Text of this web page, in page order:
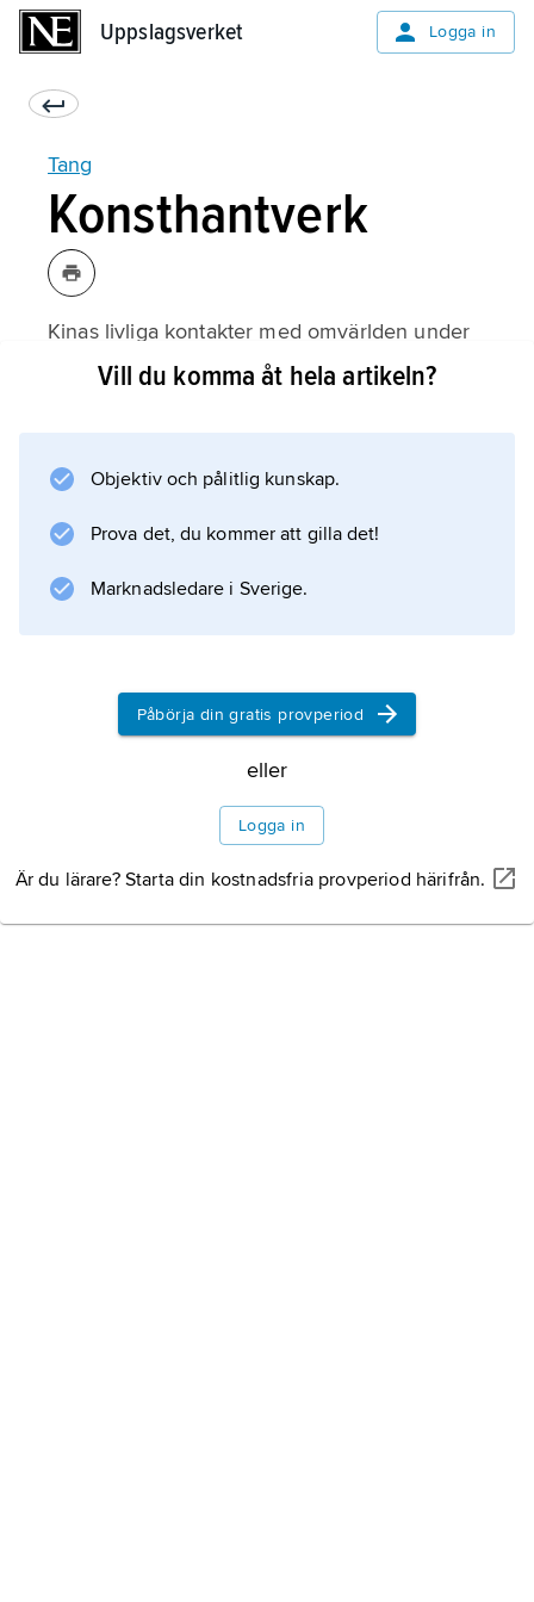
Uppslagsverket Logga in
Tang
Konsthantverk
Kinas livliga kontakter med omvärlden under
Tangperioden återspeglas bl.a. i
vidareutvecklades. Formerna lånades ofta från
persiskt silver, och dekoren hämtade sina
nyhet inom lergodset, i synnerhet
Information om artikeln
Vill du komma åt hela artikeln?
Objektiv och pålitlig kunskap.
Prova det, du kommer att gilla det!
Marknadsledare i Sverige.
Påbörja din gratis provperiod
eller
Logga in
Är du lärare? Starta din kostnadsfria provperiod härifrån.